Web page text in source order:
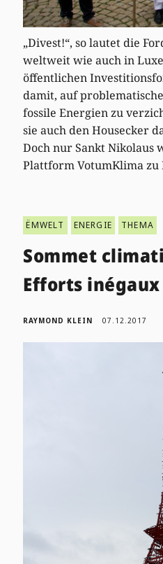
„Divest!“, so lautet die
weltweit wie auch in
öffentlichen
damit, auf
fossile Energien zu
sie auch den Housecker
Doch nur Sankt Nikolaus
Plattform VotumKlima zu
ËMWELT ENERGIE THEMA
Sommet
Efforts inégaux
RAYMOND KLEIN 07.12.2017